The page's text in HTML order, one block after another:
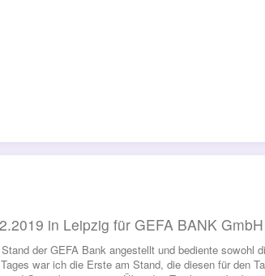
in Leipzig für GEFA BANK GmbH
der GEFA Bank angestellt und bediente sowohl
war ich die Erste am Stand, die diesen für den